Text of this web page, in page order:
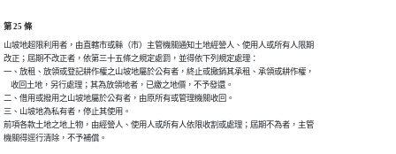
第 25 條
山坡地超限利用者，由直轄市或縣（市）主管機關通知土地經營人、使用人或所有人限期
改正；屆期不改正者，依第三十五條之規定處罰，並得依下列規定處理：
一、放租、放領或登記耕作權之山坡地屬於公有者，終止或撤銷其承租、承領或耕作權，
    收回土地，另行處理；其為放領地者，已繳之地價，不予發還。
二、借用或撥用之山坡地屬於公有者，由原所有或管理機關收回。
三、山坡地為私有者，停止其使用。
前項各款土地之地上物，由經營人、使用人或所有人依限收割或處理；屆期不為者，主管